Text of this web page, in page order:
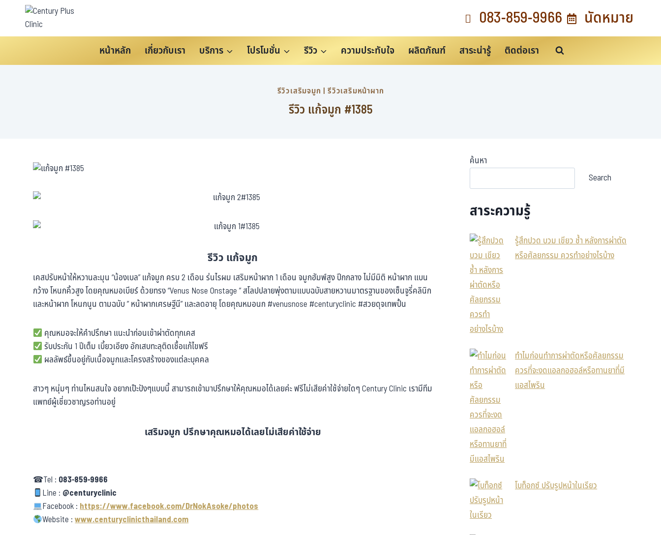
083-859-9966 นัดหมาย
หน้าหลัก เกี่ยวกับเรา บริการ โปรโมชั่น รีวิว ความประทับใจ ผลิตภัณฑ์ สาระน่ารู้ ติดต่อเรา
รีวิวเสริมจมูก | รีวิวเสริมหน้าผาก
รีวิว แก้จมูก #1385
รีวิว แก้จมูก
เคสปรับหน้าให้หวานละมุน “น้องเบล” แก้จมูก ครบ 2 เดือน ร่นไรผม เสริมหน้าผาก 1 เดือน จมูกฮัมพ์สูง ปีกกลาง ไม่มีมิติ หน้าผาก แบน
กว้าง โหนกคิ้วสูง โดยคุณหมอเบียร์ ด้วยทรง “Venus Nose Onstage ” สโลปปลายพุ่งตามแบบฉบับสายหวานมาตรฐานของเซ็นจูรี่คลินิก
และหน้าผาก โหนกนูน ตามฉบับ ” หน้าผากเศรษฐีนี” และลดอายุ โดยคุณหมอนก #venusnose #centuryclinic #สวยดุจเทพปั้น
คุณหมอจะให้คำปรึกษา แนะนำก่อนเข้าผ่าตัดทุกเคส
รับประกัน 1 ปีเต็ม เบี้ยวเอียง อักเสบทะลุติดเชื้อแก้ไขฟรี
ผลลัพธ์ขึ้นอยู่กับเนื้อจมูกและโครงสร้างของแต่ละบุคคล
สาวๆ หนุ่มๆ ท่านไหนสนใจ อยากเป๊ะปังๆแบบนี้ สามารถเข้ามาปรึกษาให้คุณหมอได้เลยค่ะ ฟรีไม่เสียค่าใช้จ่ายใดๆ Century Clinic เรามีทีม
แพทย์ผู้เชี่ยวชาญรอท่านอยู่
เสริมจมูก ปรึกษาคุณหมอได้เลยไม่เสียค่าใช้จ่าย
☎Tel : 083-859-9966
Line : @centuryclinic
Facebook :https://www.facebook.com/DrNokAsoke/photos
Website :www.centuryclinicthailand.com
ค้นหา
Search
สาระความรู้
รู้สึกปวด บวม เขียว ช้ำ หลังการผ่าตัด
หรือศัลยกรรม ควรทำอย่างไรบ้าง
ทำไมก่อนทำการผ่าตัดหรือศัลยกรรม
ควรที่จะงดแอลกอฮอล์หรือทานยาที่มี
แอสไพริน
โบท็อกซ์ ปรับรูปหน้าในเรียว